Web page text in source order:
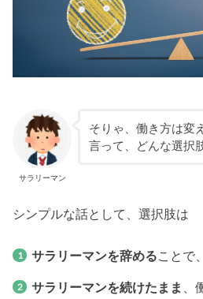
サラリーマン
そりゃ、働き方は変
言って、どんな選択
シンプルな話として、選択肢は
サラリーマンを辞める ことで
サラリーマンを続けたまま